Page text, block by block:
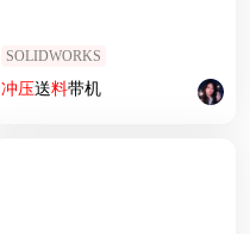
SOLIDWORKS
冲压送料带机